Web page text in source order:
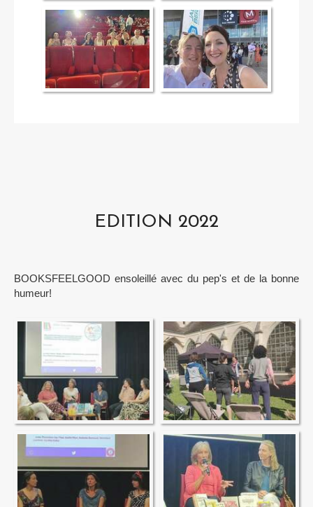
EDITION 2022
BOOKSFEELGOOD ensoleillé avec du pep's et de la bonne
humeur!